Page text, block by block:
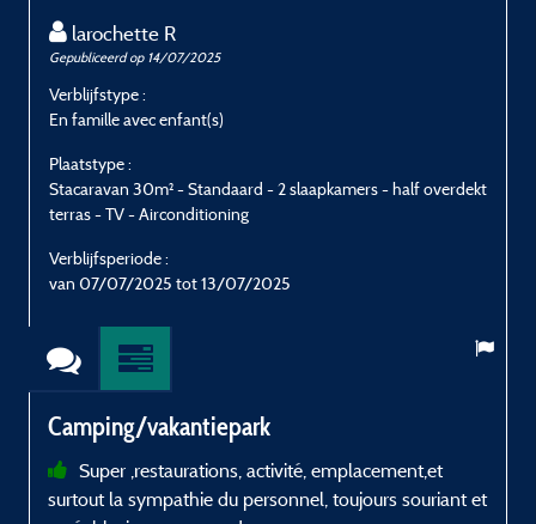
larochette R
Gepubliceerd op 14/07/2025
Verblijfstype :
En famille avec enfant(s)
Plaatstype :
Stacaravan 30m² - Standaard - 2 slaapkamers - half overdekt
terras - TV - Airconditioning
Verblijfsperiode :
van 07/07/2025 tot 13/07/2025
Camping/vakantiepark
Super ,restaurations, activité, emplacement,et
surtout la sympathie du personnel, toujours souriant et